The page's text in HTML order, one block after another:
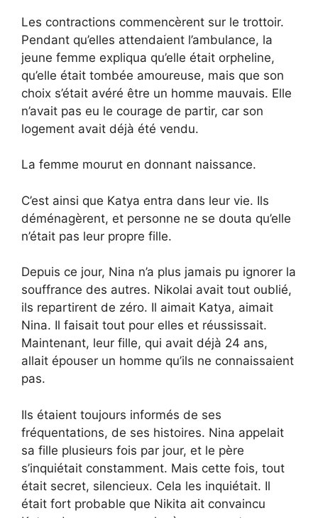
Les contractions commencèrent sur le trottoir.
Pendant qu’elles attendaient l’ambulance, la
jeune femme expliqua qu’elle était orpheline,
qu’elle était tombée amoureuse, mais que son
choix s’était avéré être un homme mauvais. Elle
n’avait pas eu le courage de partir, car son
logement avait déjà été vendu.
La femme mourut en donnant naissance.
C’est ainsi que Katya entra dans leur vie. Ils
déménagèrent, et personne ne se douta qu’elle
n’était pas leur propre fille.
Depuis ce jour, Nina n’a plus jamais pu ignorer la
souffrance des autres. Nikolai avait tout oublié,
ils repartirent de zéro. Il aimait Katya, aimait
Nina. Il faisait tout pour elles et réussissait.
Maintenant, leur fille, qui avait déjà 24 ans,
allait épouser un homme qu’ils ne connaissaient
pas.
Ils étaient toujours informés de ses
fréquentations, de ses histoires. Nina appelait
sa fille plusieurs fois par jour, et le père
s’inquiétait constamment. Mais cette fois, tout
était secret, silencieux. Cela les inquiétait. Il
était fort probable que Nikita ait convaincu